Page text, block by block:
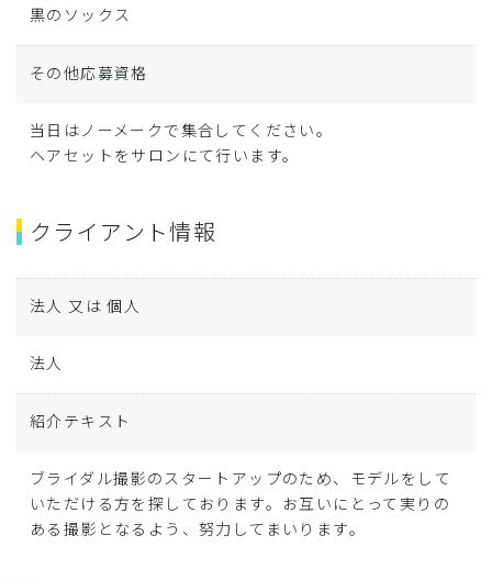
黒のソックス
その他応募資格
当日はノーメークで集合してください。
ヘアセットをサロンにて行います。
クライアント情報
法人 又は 個人
法人
紹介テキスト
ブライダル撮影のスタートアップのため、モデルをして
いただける方を探しております。お互いにとって実りの
ある撮影となるよう、努力してまいります。